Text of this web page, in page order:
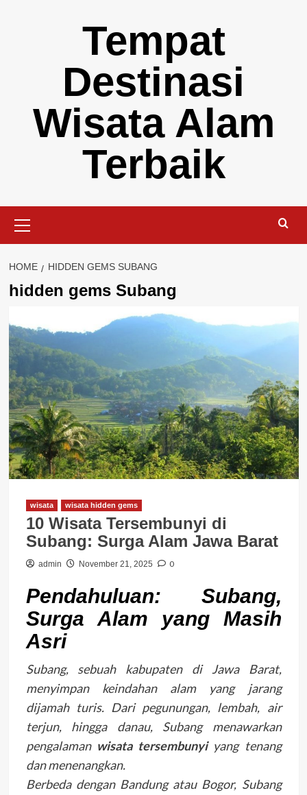
Tempat
Destinasi
Wisata Alam
Terbaik
Menu
HOME HIDDEN GEMS SUBANG
hidden gems Subang
wisata wisata hidden gems
10 Wisata Tersembunyi di
Subang: Surga Alam Jawa Barat
admin November 21, 2025 0
Pendahuluan: Subang,
Surga Alam yang Masih
Asri
Subang, sebuah kabupaten di Jawa Barat,
menyimpan keindahan alam yang jarang
dijamah turis. Dari pegunungan, lembah, air
terjun, hingga danau, Subang menawarkan
pengalaman wisata tersembunyiyang tenang
dan menenangkan.
Berbeda dengan Bandung atau Bogor, Subang